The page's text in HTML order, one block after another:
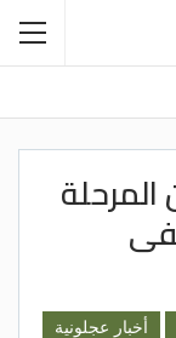
أخبار عجلونية